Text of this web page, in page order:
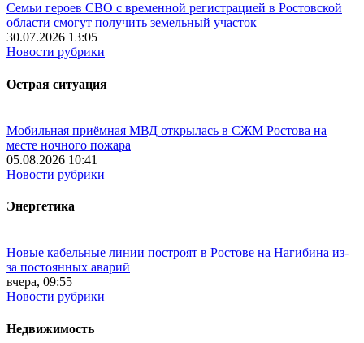
Семьи героев СВО с временной регистрацией в Ростовской
области смогут получить земельный участок
30.07.2026 13:05
Новости рубрики
Острая ситуация
Мобильная приёмная МВД открылась в СЖМ Ростова на
месте ночного пожара
05.08.2026 10:41
Новости рубрики
Энергетика
Новые кабельные линии построят в Ростове на Нагибина из-
за постоянных аварий
вчера, 09:55
Новости рубрики
Недвижимость